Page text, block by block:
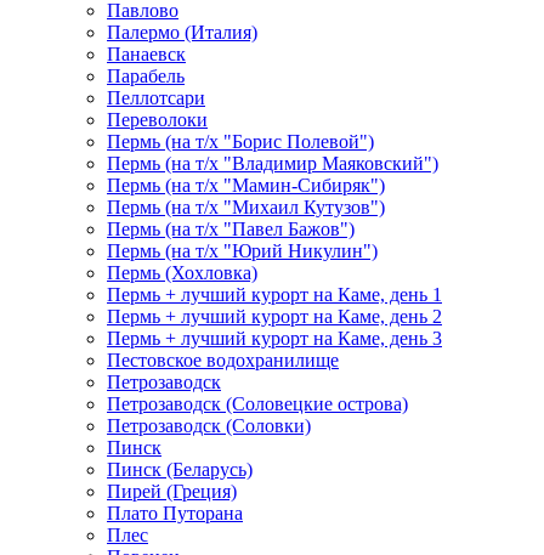
Павлово
Палермо (Италия)
Панаевск
Парабель
Пеллотсари
Переволоки
Пермь (на т/х "Борис Полевой")
Пермь (на т/х "Владимир Маяковский")
Пермь (на т/х "Мамин-Сибиряк")
Пермь (на т/х "Михаил Кутузов")
Пермь (на т/х "Павел Бажов")
Пермь (на т/х "Юрий Никулин")
Пермь (Хохловка)
Пермь + лучший курорт на Каме, день 1
Пермь + лучший курорт на Каме, день 2
Пермь + лучший курорт на Каме, день 3
Пестовское водохранилище
Петрозаводск
Петрозаводск (Соловецкие острова)
Петрозаводск (Соловки)
Пинск
Пинск (Беларусь)
Пирей (Греция)
Плато Путорана
Плес